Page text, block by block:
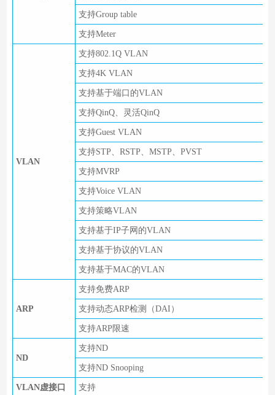
支持Group table
支持Meter
VLAN
支持802.1Q VLAN
支持4K VLAN
支持基于端口的VLAN
支持QinQ、灵活QinQ
支持Guest VLAN
支持STP、RSTP、MSTP、PVST
支持MVRP
支持Voice VLAN
支持策略VLAN
支持基于IP子网的VLAN
支持基于协议的VLAN
支持基于MAC的VLAN
ARP
支持免费ARP
支持动态ARP检测（DAI）
支持ARP限速
ND
支持ND
支持ND Snooping
VLAN虚接口 支持